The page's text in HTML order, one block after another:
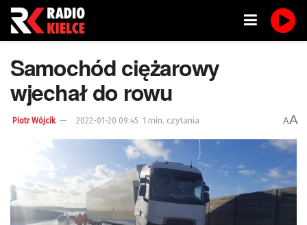
Samochód ciężarowy
wjechał do rowu
Piotr Wójcik 2022-01-20 09:45 1 min. czytania AA